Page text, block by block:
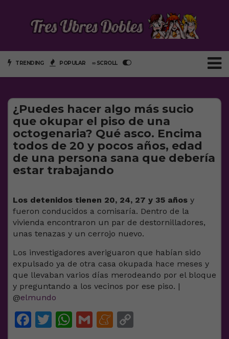
TRENDING POPULAR ∞ SCROLL
¿Puedes hacer algo más sucio
que okupar el piso de una
octogenaria? Qué asco. Encima
todos de 20 y pocos años, edad
de una persona sana que debería
estar trabajando
Los detenidos tienen 20, 24, 27 y 35 años y
fueron conducidos a comisaría. Dentro de la
vivienda encontraron un par de destornilladores,
unas tenazas y un cerrojo nuevo.
Los investigadores averiguaron que habían sido
expulsado ya de otra casa okupada hace meses y
que llevaban varios días merodeando por el bloque
y preguntando a los vecinos por ese piso. |
@elmundo
Facebook
Twitter
WhatsApp
GmailMeneame